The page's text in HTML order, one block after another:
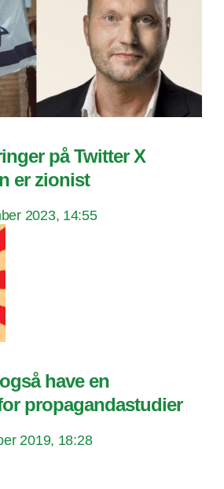
på Twitter X
er zionist
2023, 14:55
have en
propagandastudier
2019, 18:28